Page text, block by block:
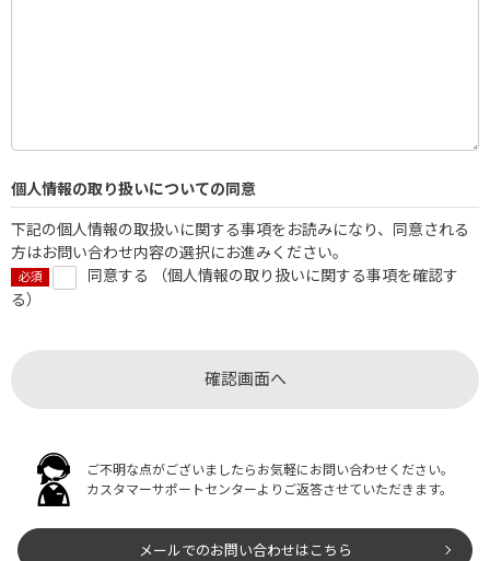
個人情報の取り扱いについての同意
下記の個人情報の取扱いに関する事項をお読みになり、同意される
方はお問い合わせ内容の選択にお進みください。
同意する （個人情報の取り扱いに関する事項を確認す
る）
ご不明な点がございましたらお気軽にお問い合わせください。
カスタマーサポートセンターよりご返答させていただきます。
メールでのお問い合わせはこちら